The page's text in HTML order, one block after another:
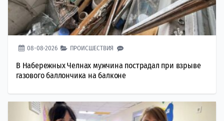
08-08-2026 ПРОИСШЕСТВИЯ
В Набережных Челнах мужчина пострадал при взрыве
газового баллончика на балконе